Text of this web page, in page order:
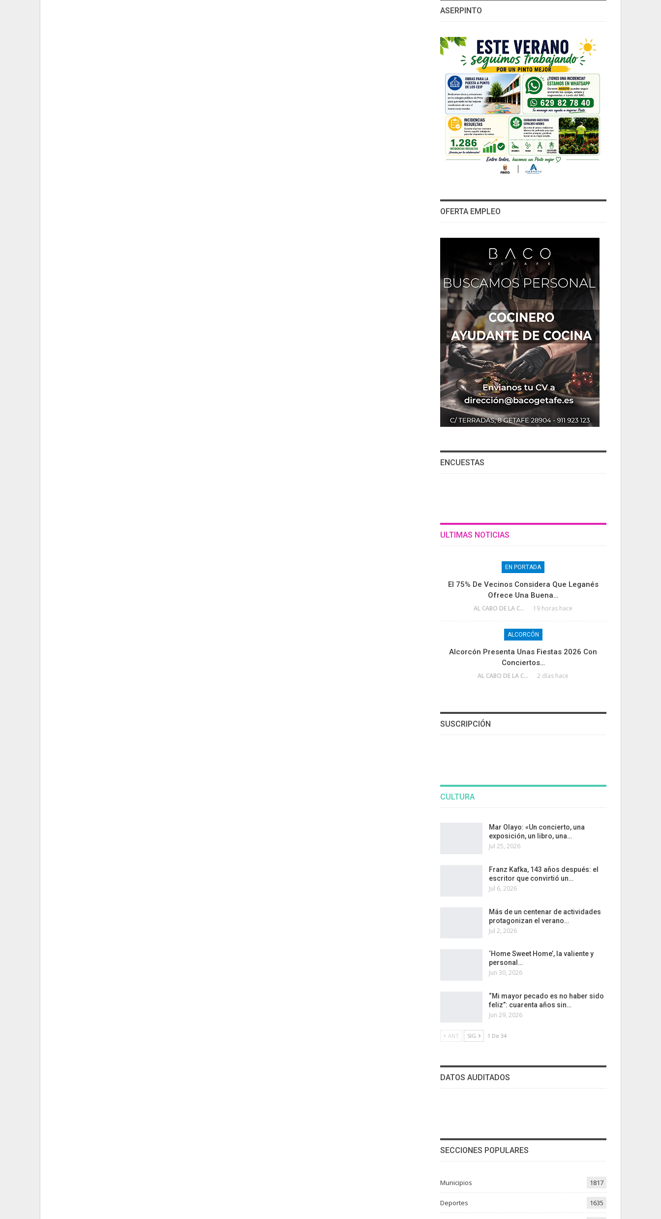
ASERPINTO
OFERTA EMPLEO
ENCUESTAS
ULTIMAS NOTICIAS
EN PORTADA
El 75% De Vecinos Considera Que Leganés
Ofrece Una Buena…
AL CABO DE LA CALLE 19 horas hace
ALCORCÓN
Alcorcón Presenta Unas Fiestas 2026 Con
Conciertos…
AL CABO DE LA CALLE 2 días hace
SUSCRIPCIÓN
CULTURA
Mar Olayo: «Un concierto, una
exposición, un libro, una…
Jul 25, 2026
Franz Kafka, 143 años después: el
escritor que convirtió un…
Jul 6, 2026
Más de un centenar de actividades
protagonizan el verano…
Jul 2, 2026
‘Home Sweet Home’, la valiente y
personal…
Jun 30, 2026
“Mi mayor pecado es no haber sido
feliz”: cuarenta años sin…
Jun 29, 2026
ANT SIG 1 De 34
DATOS AUDITADOS
SECCIONES POPULARES
Municipios 1817
Deportes 1635